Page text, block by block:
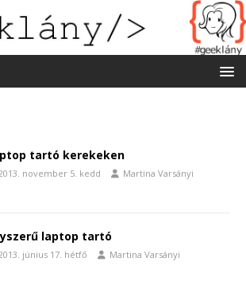
tartó kerekeken
november 5. kedd Martina Varsányi
laptop tartó
június 17. hétfő Martina Varsányi